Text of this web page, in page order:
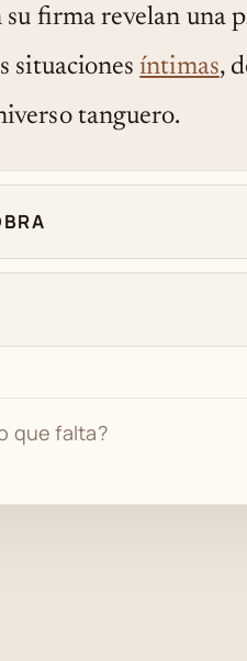
firma revelan una
situacionesíntimas,
tanguero.
que falta?